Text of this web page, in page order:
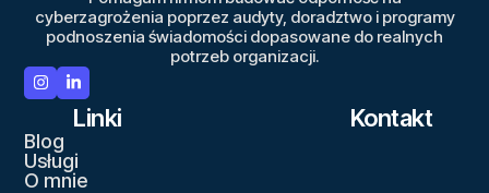
cyberzagrożenia poprzez audyty, doradztwo i programy
podnoszenia świadomości dopasowane do realnych
potrzeb organizacji.
Linki
Blog
Usługi
O mnie
Kontakt